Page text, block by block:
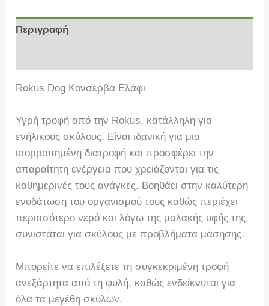
Περιγραφή
Rokus Dog Κονσέρβα Ελάφι
Υγρή τροφή από την Rokus, κατάλληλη για
ενήλικους σκύλους. Είναι ιδανική για μια
ισορροπημένη διατροφή και προσφέρει την
απαραίτητη ενέργεια που χρειάζονται για τις
καθημερινές τους ανάγκες. Βοηθάει στην καλύτερη
ενυδάτωση του οργανισμού τους καθώς περιέχει
περισσότερο νερό και λόγω της μαλακής υφής της,
συνιστάται για σκύλους με προβλήματα μάσησης.
Μπορείτε να επιλέξετε τη συγκεκριμένη τροφή
ανεξάρτητα από τη φυλή, καθώς ενδείκνυται για
όλα τα μεγέθη σκύλων.